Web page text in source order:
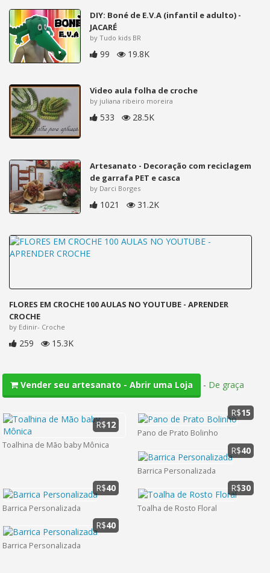
DIY: Boné de E.V.A (infantil e adulto) -
JACARÉ
by Tudo kids BR
99 19.8K
Video aula folha de croche
by juliana ribeiro moreira
533 28.5K
Artesanato - Decoração com reciclagem
de garrafa PET e casca
by Darci Borges
1021 31.2K
FLORES EM CROCHE 100 AULAS NO YOUTUBE - APRENDER
CROCHE
by Edinir- Croche
259 15.3K
Vender seu artesanato - Abrir uma Loja - De graça
Toalhina de Mão baby Mônica
R$12
Pano de Prato Bolinho
R$15
Barrica Personalizada
R$40
Barrica Personalizada
R$40
Toalha de Rosto Floral
R$30
Barrica Personalizada
R$40